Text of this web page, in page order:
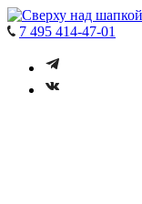
7 495 414-47-01